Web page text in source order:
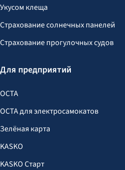
Укусом клеща
Страхование солнечных панелей
Страхование прогулочных судов
Для предприятий
OCTA
OCTA для электросамокатов
Зелёная карта
KASKO
KASKO Старт